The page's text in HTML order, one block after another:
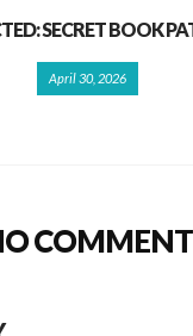
SECRET BOOK
April 30, 2026
COMMENT